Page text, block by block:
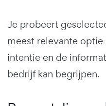
Je probeert
meest relevante
intentie en de
bedrijf kan begrijpen.